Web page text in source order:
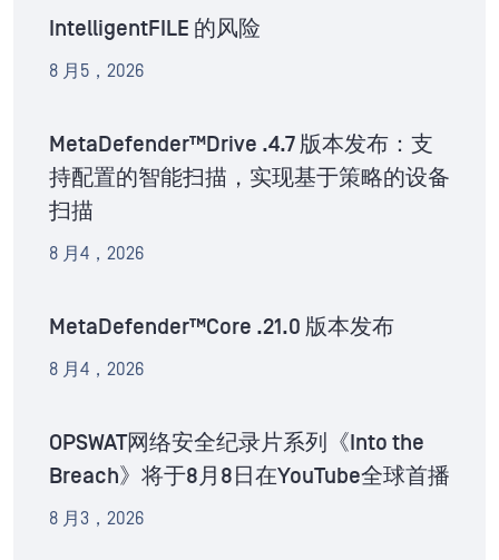
IntelligentFILE 的风险
8 月5，2026
MetaDefender™Drive .4.7 版本发布：支
持配置的智能扫描，实现基于策略的设备
扫描
8 月4，2026
MetaDefender™Core .21.0 版本发布
8 月4，2026
OPSWAT网络安全纪录片系列《Into the
Breach》将于8月8日在YouTube全球首播
8 月3，2026